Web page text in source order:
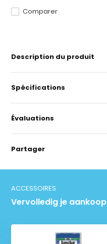
Comparer
Description du produit
Spécifications
Évaluations
Partager
ACCESSOIRES
Vervolledig je aankoop